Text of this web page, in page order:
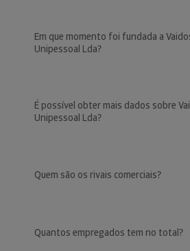
Em que momento foi fundada a
Unipessoal Lda?
É possível obter mais dados sobre
Unipessoal Lda?
Quem são os rivais comerciais?
Quantos empregados tem no total?